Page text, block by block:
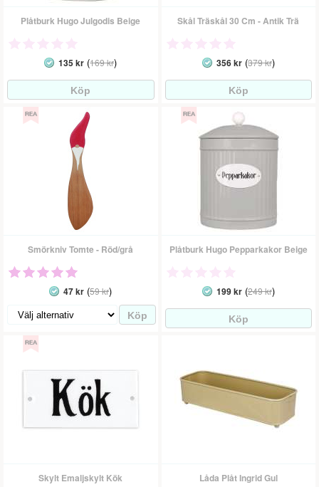
Plåtburk Hugo Julgodis Beige
135 kr (169 kr)
Skål Träskål 30 Cm - Antik Trä
356 kr(379 kr)
Smörkniv Tomte - Röd/grå
47 kr (59 kr)
Plåtburk Hugo Pepparkakor Beige
199 kr(249 kr)
Skylt Emaljskylt Kök Låda Plåt Ingrid Gul